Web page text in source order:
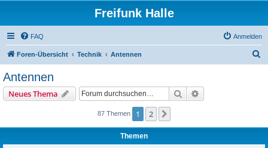
Freifunk Halle
FAQ Anmelden
Foren-Übersicht Technik Antennen
Antennen
Neues Thema Suche
87 Themen 1 2
Themen